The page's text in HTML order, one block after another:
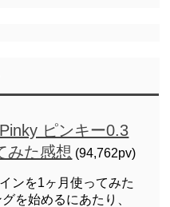
ピンキー0.3
みた感想 (94,762pv)
ンを1ヶ月使ってみた
を始めるにあたり、